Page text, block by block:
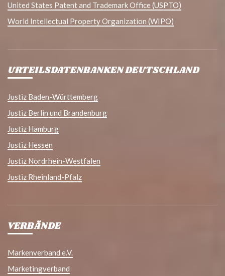
United States Patent and Trademark Office (USPTO)
World Intellectual Property Organization (WIPO)
URTEILSDATENBANKEN DEUTSCHLAND
Justiz Baden-Württemberg
Justiz Berlin und Brandenburg
Justiz Hamburg
Justiz Hessen
Justiz Nordrhein-Westfalen
Justiz Rheinland-Pfalz
VERBÄNDE
Markenverband e.V.
Marketingverband